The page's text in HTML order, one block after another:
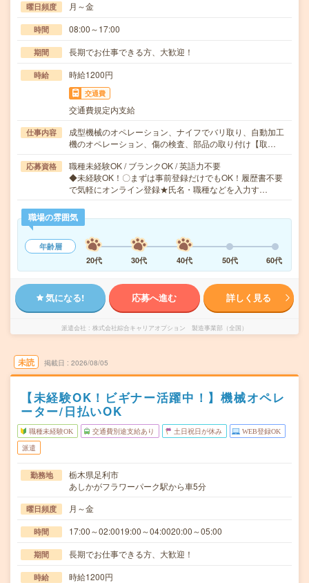
曜日頻度 月～金
時間 08:00～17:00
期間 長期でお仕事できる方、大歓迎！
時給 時給1200円
交通費
交通費規定内支給
仕事内容
成型機械のオペレーション、ナイフでバリ取り、自動加工
機のオペレーション、傷の検査、部品の取り付け【取…
応募資格
職種未経験OK / ブランクOK / 英語力不要
◆未経験OK！〇まずは事前登録だけでもOK！履歴書不要
で気軽にオンライン登録★氏名・職種などを入力す…
職場の雰囲気
年齢層
20代
30代 40代 50代 60代
気になる! 応募へ進む 詳しく見る
派遣会社 株式会社綜合キャリアオプション 製造事業部（全国）
未読 掲載日 2026/08/05
【未経験OK！ビギナー活躍中！】機械オペレ
ーター/日払いOK
職種未経験OK 交通費別途支給あり 土日祝日が休み WEB登録OK
派遣
勤務地
栃木県足利市
あしかがフラワーパーク駅から車5分
曜日頻度 月～金
時間 17:00～02:0019:00～04:0020:00～05:00
期間 長期でお仕事できる方、大歓迎！
時給 時給1200円